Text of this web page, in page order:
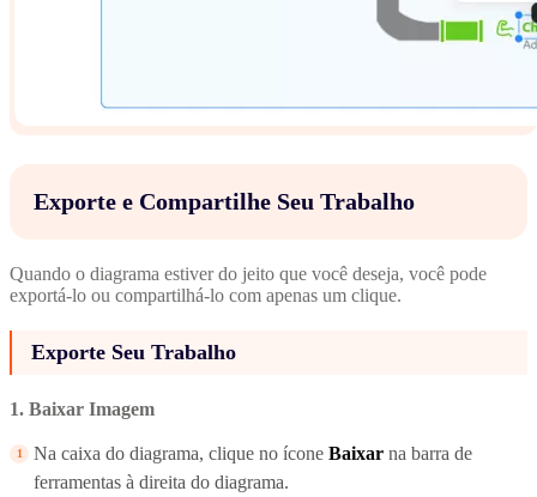
Exporte e Compartilhe Seu Trabalho
Quando o diagrama estiver do jeito que você deseja, você pode
exportá-lo ou compartilhá-lo com apenas um clique.
Exporte Seu Trabalho
1. Baixar Imagem
Na caixa do diagrama, clique no ícone Baixar na barra de
ferramentas à direita do diagrama.